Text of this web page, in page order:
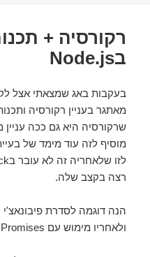
רקורסיה +
בNode.js
בעקבות באג שמצאתי אצל
מאתגר בעניין רקורסיה
שרקורסיה היא גם ככה עניין
מוסיף לזה עוד מימד של
רצה בקצב שלה.
הנה דוגמה לסדרת פיבונאצ'י
ולאחריו מימוש עם Promises.